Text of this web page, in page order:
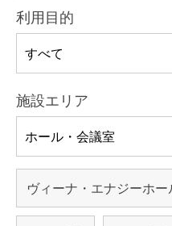
利用目的
施設エリア
ヴィーナ・エナジーホー